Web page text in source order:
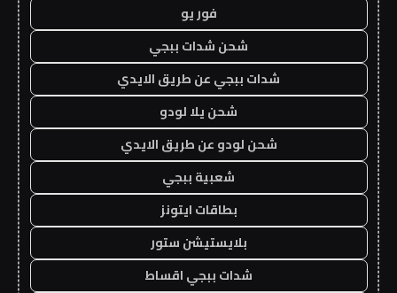
فور يو
شحن شدات ببجي
شدات ببجي عن طريق الايدي
شحن يلا لودو
شحن لودو عن طريق الايدي
شعبية ببجي
بطاقات ايتونز
بلايستيشن ستور
شدات ببجي اقساط